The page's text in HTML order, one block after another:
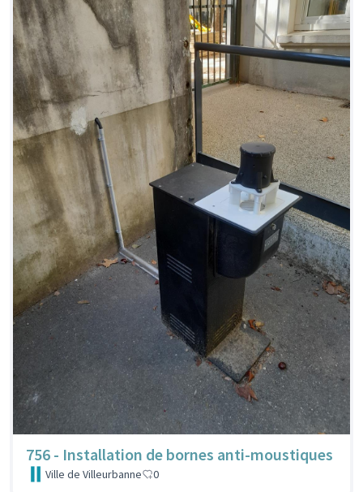
756 - Installation de bornes anti-moustiques
Ville de Villeurbanne 0